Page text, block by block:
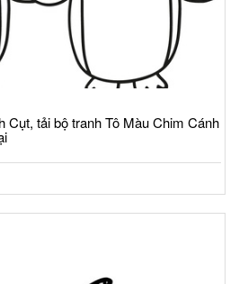
Cụt, tải bộ tranh Tô Màu Chim Cánh